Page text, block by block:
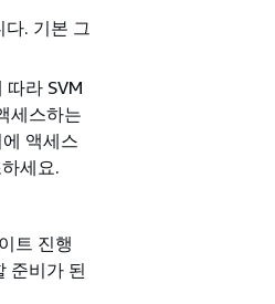
. 기본 그
라 SVM
세스하는
액세스
세요.
트 진행
준비가 된